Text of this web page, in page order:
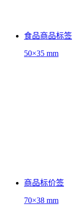
食品商品标签
50×35 mm
商品标价签
70×38 mm